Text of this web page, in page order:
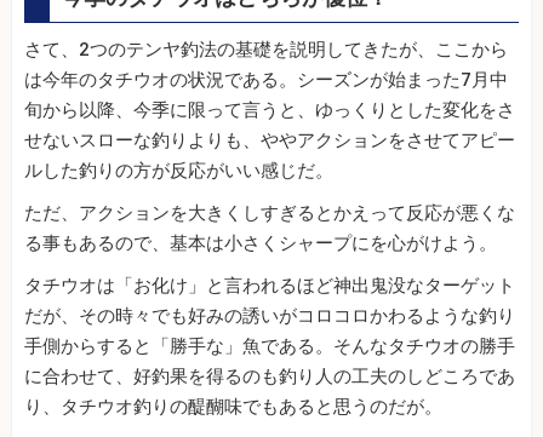
さて、2つのテンヤ釣法の基礎を説明してきたが、ここから
は今年のタチウオの状況である。シーズンが始まった7月中
旬から以降、今季に限って言うと、ゆっくりとした変化をさ
せないスローな釣りよりも、ややアクションをさせてアピー
ルした釣りの方が反応がいい感じだ。
ただ、アクションを大きくしすぎるとかえって反応が悪くな
る事もあるので、基本は小さくシャープにを心がけよう。
タチウオは「お化け」と言われるほど神出鬼没なターゲット
だが、その時々でも好みの誘いがコロコロかわるような釣り
手側からすると「勝手な」魚である。そんなタチウオの勝手
に合わせて、好釣果を得るのも釣り人の工夫のしどころであ
り、タチウオ釣りの醍醐味でもあると思うのだが。